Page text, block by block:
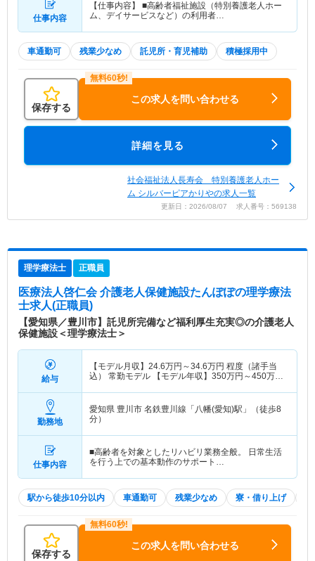
仕事内容
【仕事内容】 ■高齢者福祉施設（特別養護老人ホー
ム、デイサービスなど）の利用者…
車通勤可 残業少なめ 託児所・育児補助 積極採用中
保存する
この求人を問い合わせる
詳細を見る
社会福祉法人長寿会 特別養護老人ホー
ム シルバーピアかりやの求人一覧
更新日：2026/08/07 求人番号：569138
理学療法士 正職員
医療法人啓仁会 介護老人保健施設たんぽぽの理学療法
士求人(正職員)
【愛知県／豊川市】託児所完備など福利厚生充実◎の介護老人
保健施設＜理学療法士＞
給与
【モデル月収】 24.6万円～34.6万円 程度（諸手当
込） 常勤モデル 【モデル年収】 350万円～450万円
勤務地
愛知県 豊川市 名鉄豊川線「八幡(愛知)駅」（徒歩8
分）
仕事内容
■高齢者を対象としたリハビリ業務全般。 日常生活
を行う上での基本動作のサポート…
駅から徒歩10分以内 車通勤可 残業少なめ 寮・借り上げ
保存する
この求人を問い合わせる